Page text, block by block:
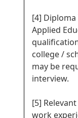
[4] Diploma
Applied
college /
may be
interview.
[5]
work